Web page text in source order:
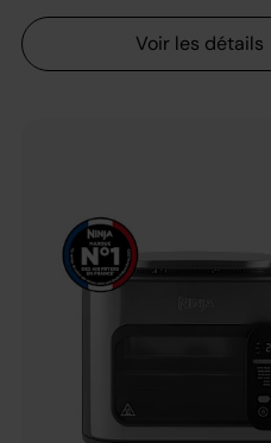
Voir les détails